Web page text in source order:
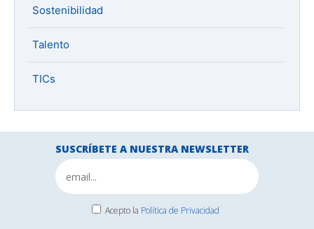
Sostenibilidad
Talento
TICs
SUSCRÍBETE A NUESTRA NEWSLETTER
Acepto la Política de Privacidad